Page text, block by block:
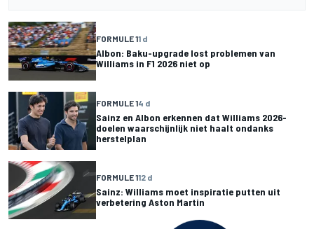
FORMULE 11 d
Albon: Baku-upgrade lost problemen van
Williams in F1 2026 niet op
FORMULE 14 d
Sainz en Albon erkennen dat Williams 2026-
doelen waarschijnlijk niet haalt ondanks
herstelplan
FORMULE 112 d
Sainz: Williams moet inspiratie putten uit
verbetering Aston Martin